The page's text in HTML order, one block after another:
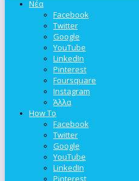
Νέα
Facebook
Twitter
Google
YouTube
LinkedIn
Pinterest
Foursquare
Instagram
Άλλα
How To
Facebook
Twitter
Google
YouTube
LinkedIn
Pinterest